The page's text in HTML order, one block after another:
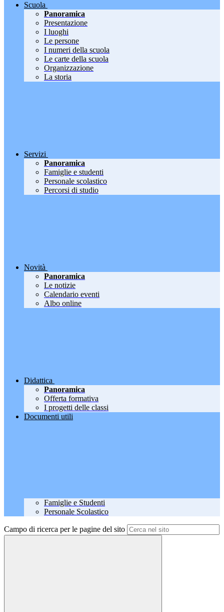
Scuola
Panoramica
Presentazione
I luoghi
Le persone
I numeri della scuola
Le carte della scuola
Organizzazione
La storia
Servizi
Panoramica
Famiglie e studenti
Personale scolastico
Percorsi di studio
Novità
Panoramica
Le notizie
Calendario eventi
Albo online
Didattica
Panoramica
Offerta formativa
I progetti delle classi
Documenti utili
Famiglie e Studenti
Personale Scolastico
Campo di ricerca per le pagine del sito